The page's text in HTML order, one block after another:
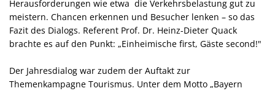
Herausforderungen wie etwa die Verkehrsbelastung gut zu
meistern. Chancen erkennen und Besucher lenken – so das
Fazit des Dialogs. Referent Prof. Dr. Heinz-Dieter Quack
brachte es auf den Punkt: „Einheimische first, Gäste second!"
Der Jahresdialog war zudem der Auftakt zur
Themenkampagne Tourismus. Unter dem Motto „Bayern